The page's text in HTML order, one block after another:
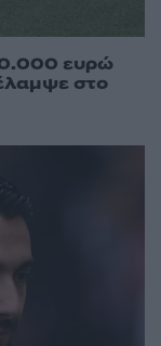
ευρώ
στο